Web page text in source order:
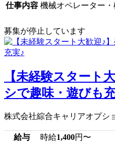
仕事内容 機械オペレーター
募集が停止しています
【未経験スタート
シで趣味・遊びも
株式会社綜合キャリアオプシ
給与 時給1,400円〜